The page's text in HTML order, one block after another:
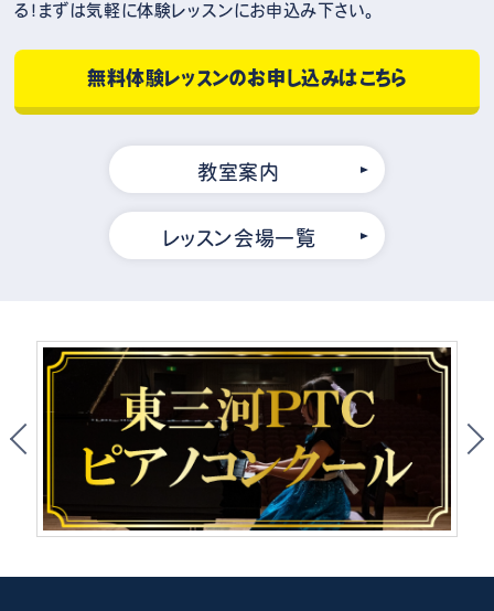
る！まずは気軽に体験レッスンにお申込み下さい。
無料体験レッスンのお申し込みはこちら
教室案内
レッスン会場一覧